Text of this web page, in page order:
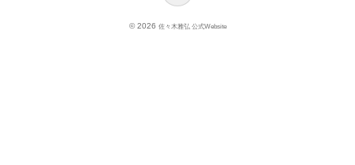
© 2026 佐々木雅弘 公式Website